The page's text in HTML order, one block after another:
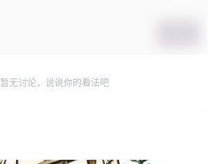
暂无讨论，说说你的看法吧